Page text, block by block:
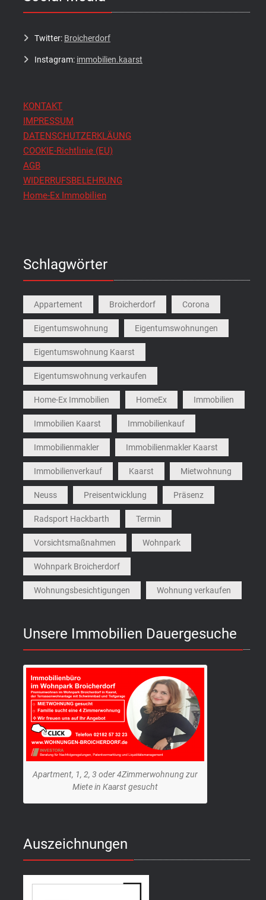
Twitter: Broicherdorf
Instagram: immobilien.kaarst
KONTAKT
IMPRESSUM
DATENSCHUTZERKLÄUNG
COOKIE-Richtlinie (EU)
AGB
WIDERRUFSBELEHRUNG
Home-Ex Immobilien
Schlagwörter
Appartement Broicherdorf Corona
Eigentumswohnung Eigentumswohnungen
Eigentumswohnung Kaarst
Eigentumswohnung verkaufen
Home-Ex Immobilien HomeEx Immobilien
Immobilien Kaarst Immobilienkauf
Immobilienmakler Immobilienmakler Kaarst
Immobilienverkauf Kaarst Mietwohnung
Neuss Preisentwicklung Präsenz
Radsport Hackbarth Termin
Vorsichtsmaßnahmen Wohnpark
Wohnpark Broicherdorf
Wohnungsbesichtigungen Wohnung verkaufen
Unsere Immobilien Dauergesuche
Apartment, 1, 2, 3 oder 4Zimmerwohnung zur
Miete in Kaarst gesucht
Auszeichnungen